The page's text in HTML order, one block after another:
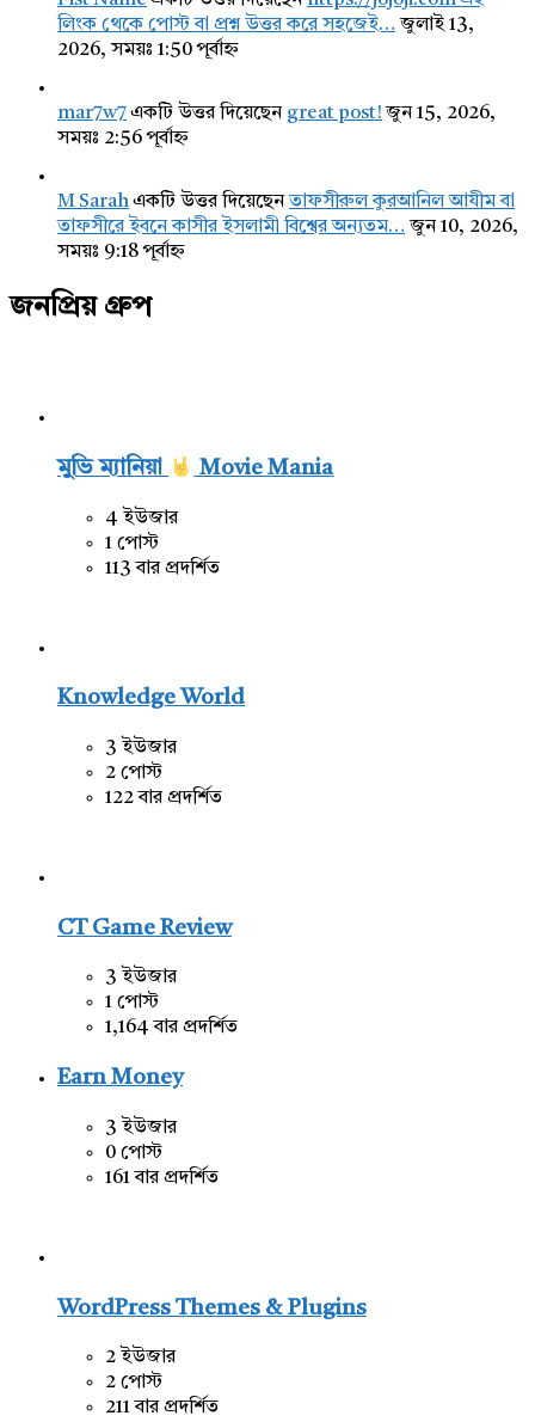
লিংক থেকে পোস্ট বা প্রশ্ন উত্তর করে সহজেই… জুলাই 13,
2026, সময়ঃ 1:50 পূর্বাহ্ন
mar7w7একটি উত্তর দিয়েছেন great post! জুন 15, 2026,
সময়ঃ 2:56 পূর্বাহ্ন
M Sarahএকটি উত্তর দিয়েছেনতাফসীরুল কুরআনিল আযীম বা
তাফসীরে ইবনে কাসীর ইসলামী বিশ্বের অন্যতম… জুন 10, 2026,
সময়ঃ 9:18 পূর্বাহ্ন
জনপ্রিয় গ্রুপ
মুভি ম্যানিয়া Movie Mania
4 ইউজার
1 পোস্ট
113 বার প্রদর্শিত
Knowledge World
3 ইউজার
2 পোস্ট
122 বার প্রদর্শিত
CT Game Review
3 ইউজার
1 পোস্ট
1,164 বার প্রদর্শিত
Earn Money
3 ইউজার
0 পোস্ট
161 বার প্রদর্শিত
WordPress Themes & Plugins
2 ইউজার
2 পোস্ট
211 বার প্রদর্শিত